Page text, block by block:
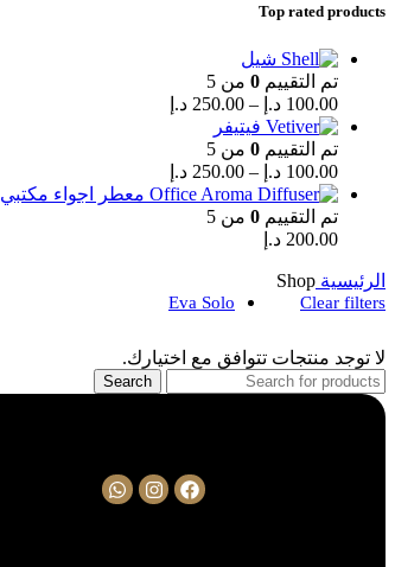
Top rated products
شيل
تم التقييم 0 من 5
100.00 د.إ –
250.00 د.إ
فيتيفر
تم التقييم 0 من 5
100.00 د.إ –
250.00 د.إ
معطر اجواء مكتبي
تم التقييم 0 من 5
200.00 د.إ
الرئيسية Shop
Clear filters
Eva Solo
لا توجد منتجات تتوافق مع اختيارك.
Search